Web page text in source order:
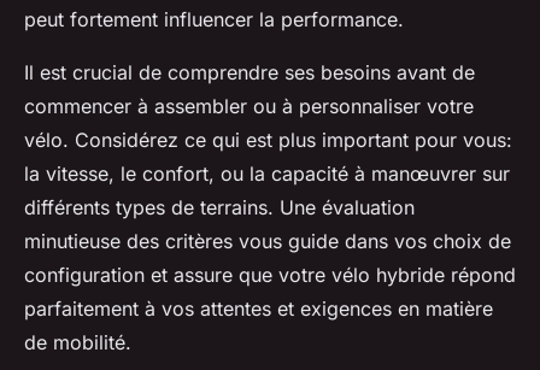
peut fortement influencer la performance.
Il est crucial de comprendre ses besoins avant de
commencer à assembler ou à personnaliser votre
vélo. Considérez ce qui est plus important pour vous:
la vitesse, le confort, ou la capacité à manœuvrer sur
différents types de terrains. Une évaluation
minutieuse des critères vous guide dans vos choix de
configuration et assure que votre vélo hybride répond
parfaitement à vos attentes et exigences en matière
de mobilité.